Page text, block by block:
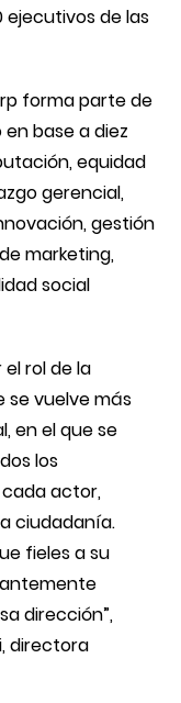
de las
forma parte de
base a diez
equidad
gerencial,
gestión
marketing,
social
el rol de la
se vuelve más
en el que se
los
actor,
ciudadanía.
fieles a su
dirección”,
directora